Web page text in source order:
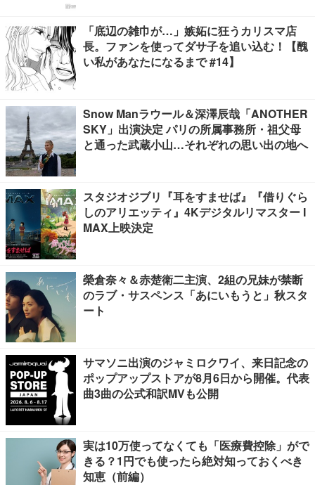
「底辺の雑巾が…」嫉妬に狂うカリスマ店
長。ファンを使ってダサ子を追い込む！【醜
い私があなたになるまで #14】
Snow Manラウール＆深澤辰哉「ANOTHER
SKY」出演決定 パリの所属事務所・祖父母
と通った武蔵小山…それぞれの思い出の地へ
スタジオジブリ『耳をすませば』『借りぐら
しのアリエッティ』4Kデジタルリマスター I
MAX上映決定
榮倉奈々＆赤楚衛二主演、2組の兄妹が禁断
のラブ・サスペンス「あにいもうと」秋スタ
ート
サマソニ出演のジャミロクワイ、来日記念の
ポップアップストアが8月6日から開催。代表
曲3曲の公式和訳MVも公開
実は10万使ってなくても「医療費控除」がで
きる？1円でも使ったら絶対知っておくべき
知恵（前編）